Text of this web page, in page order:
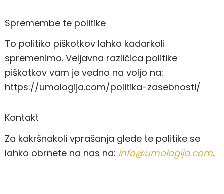
Spremembe te politike
To politiko piškotkov lahko kadarkoli
spremenimo. Veljavna različica politike
piškotkov vam je vedno na voljo na:
https://umologija.com/politika-zasebnosti/
Kontakt
Za kakršnakoli vprašanja glede te politike se
lahko obrnete na nas na: info@umologija.com.